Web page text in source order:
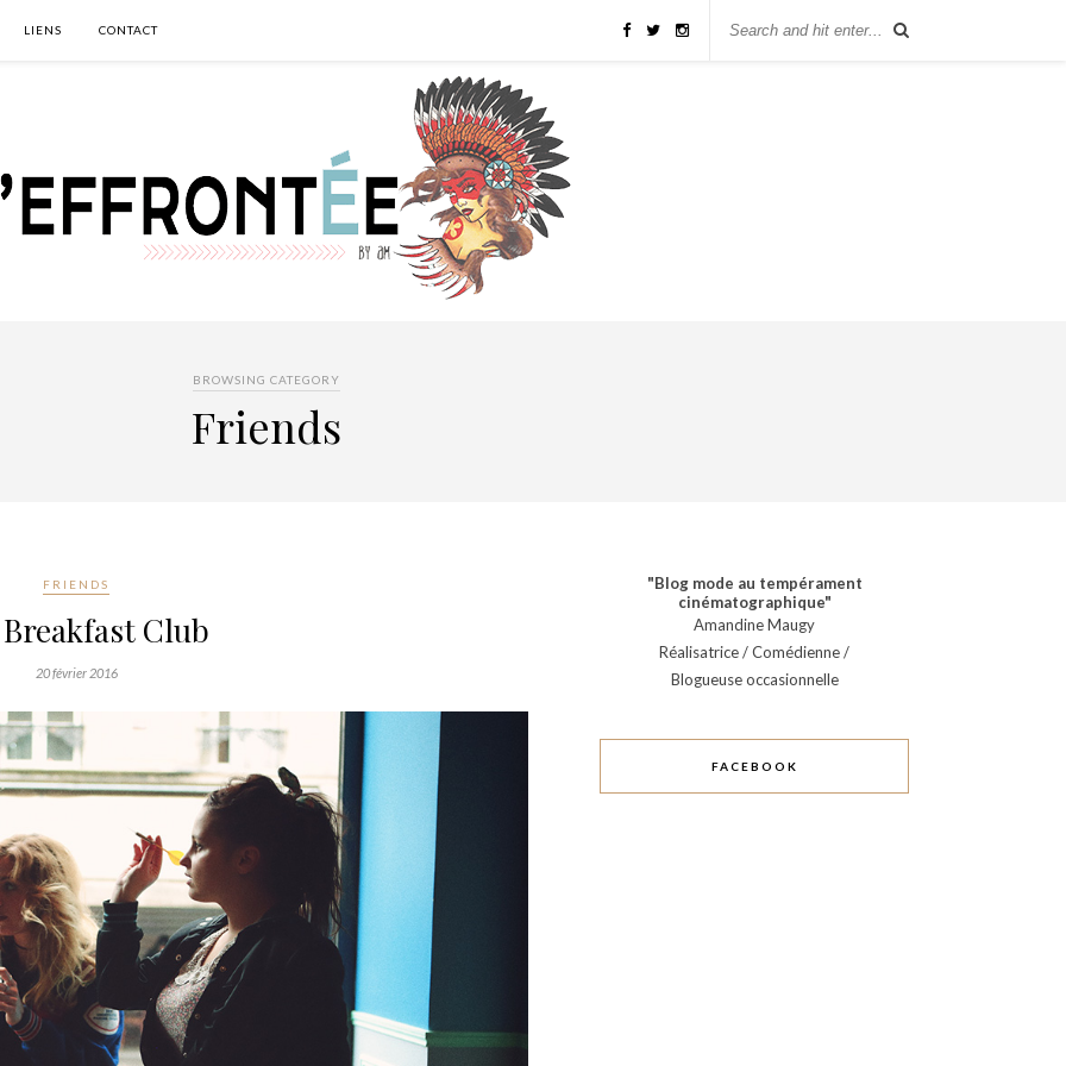
LIENS CONTACT
BROWSING CATEGORY
Friends
FRIENDS
Club
20 février 2016
"Blog mode au tempérament
cinématographique"
Amandine Maugy
Réalisatrice / Comédienne /
Blogueuse occasionnelle
FACEBOOK